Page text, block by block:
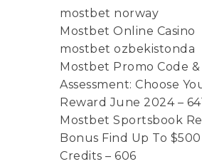
mostbet norway
Mostbet Online Casino
mostbet ozbekistonda
Mostbet Promo Code &
Assessment: Choose
Reward June 2024 –
Mostbet Sportsbook
Bonus Find Up To
Credits – 606